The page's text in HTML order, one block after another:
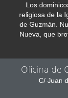
Los
religiosa de la
de Guzmán.
Nueva, que
Oficina de
C/ Juan